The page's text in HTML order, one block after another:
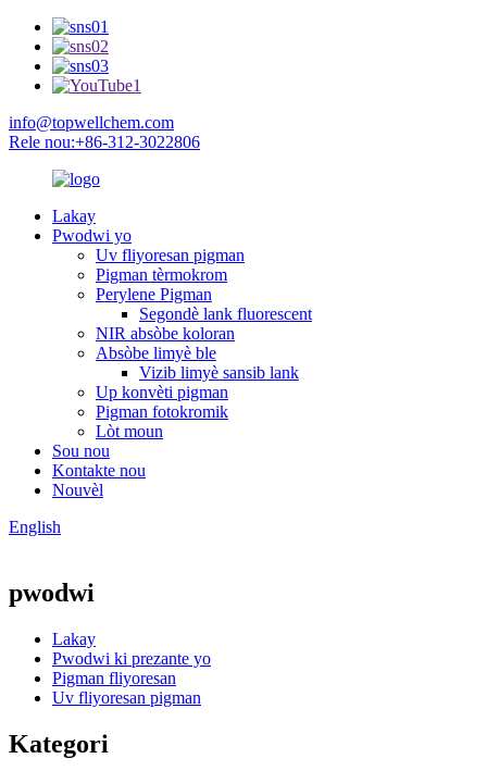
info@topwellchem.com
Rele nou:+86-312-3022806
Lakay
Pwodwi yo
Uv fliyoresan pigman
Pigman tèrmokrom
Perylene Pigman
Segondè lank fluorescent
NIR absòbe koloran
Absòbe limyè ble
Vizib limyè sansib lank
Up konvèti pigman
Pigman fotokromik
Lòt moun
Sou nou
Kontakte nou
Nouvèl
English
pwodwi
Lakay
Pwodwi ki prezante yo
Pigman fliyoresan
Uv fliyoresan pigman
Kategori